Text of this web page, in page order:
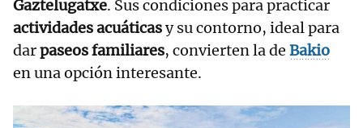
Gaztelugatxe. Sus condiciones para practicar
actividades acuáticasy su contorno, ideal para
darpaseos familiares, convierten la de Bakio
en una opción interesante.